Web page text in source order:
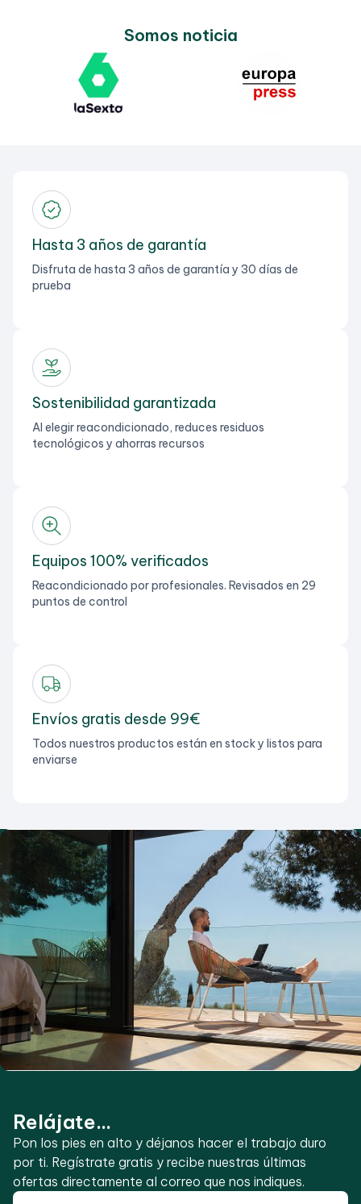
Somos noticia
Hasta 3 años de garantía
Disfruta de hasta 3 años de garantía y 30 días de
prueba
Sostenibilidad garantizada
Al elegir reacondicionado, reduces residuos
tecnológicos y ahorras recursos
Equipos 100% verificados
Reacondicionado por profesionales. Revisados en 29
puntos de control
Envíos gratis desde 99€
Todos nuestros productos están en stock y listos para
enviarse
Relájate...
Pon los pies en alto y déjanos hacer el trabajo duro
por ti. Regístrate gratis y recibe nuestras últimas
ofertas directamente al correo que nos indiques.